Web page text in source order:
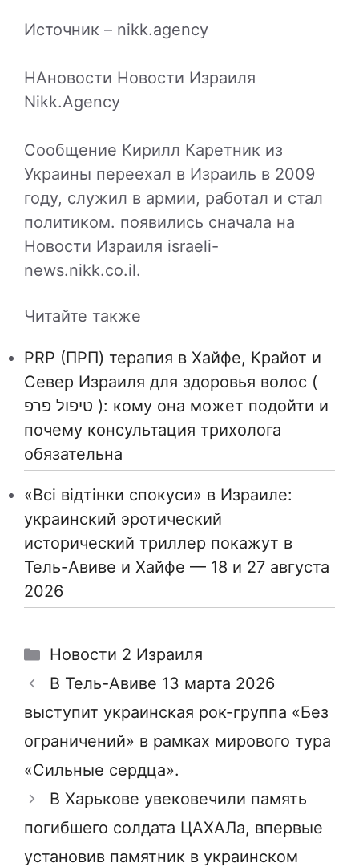
Источник – nikk.agency
НАновости Новости Израиля
Nikk.Agency
Сообщение Кирилл Каретник из
Украины переехал в Израиль в 2009
году, служил в армии, работал и стал
политиком. появились сначала на
Новости Израиля israeli-
news.nikk.co.il.
Читайте также
PRP (ПРП) терапия в Хайфе, Крайот и
Север Израиля для здоровья волос (
טיפול פרפ ): кому она может подойти и
почему консультация трихолога
обязательна
«Всі відтінки спокуси» в Израиле:
украинский эротический
исторический триллер покажут в
Тель-Авиве и Хайфе — 18 и 27 августа
2026
Рубрики
Новости 2 Израиля
В Тель-Авиве 13 марта 2026
выступит украинская рок-группа «Без
ограничений» в рамках мирового тура
«Сильные сердца».
В Харькове увековечили память
погибшего солдата ЦАХАЛа, впервые
установив памятник в украинском